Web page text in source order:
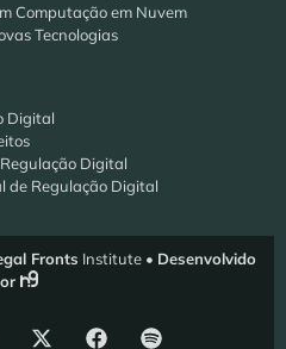
Computação em Nuvem
Tecnologias
Digital
Digital
de Regulação Digital
Fronts Institute • Desenvolvido